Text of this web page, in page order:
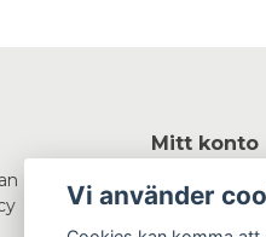
Mitt konto
Logga in
Registrera
Glömt
Vi använder